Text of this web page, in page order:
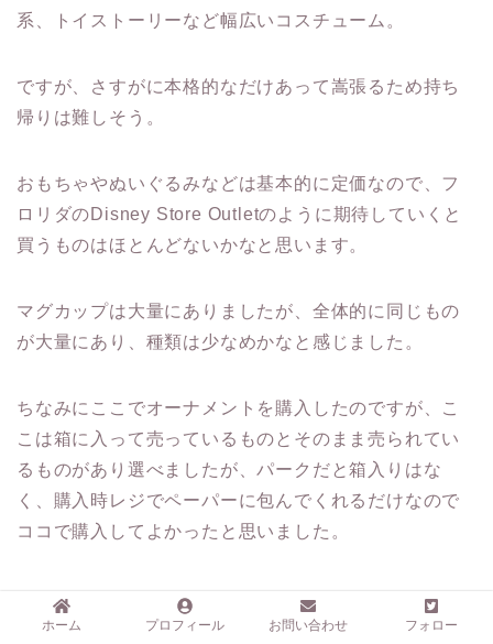
系、トイストーリーなど幅広いコスチューム。
ですが、さすがに本格的なだけあって嵩張るため持ち
帰りは難しそう。
おもちゃやぬいぐるみなどは基本的に定価なので、フ
ロリダのDisney Store Outletのように期待していくと
買うものはほとんどないかなと思います。
マグカップは大量にありましたが、全体的に同じもの
が大量にあり、種類は少なめかなと感じました。
ちなみにここでオーナメントを購入したのですが、こ
こは箱に入って売っているものとそのまま売られてい
るものがあり選べましたが、パークだと箱入りはな
く、購入時レジでペーパーに包んでくれるだけなので
ココで購入してよかったと思いました。
ホーム プロフィール お問い合わせ フォロー